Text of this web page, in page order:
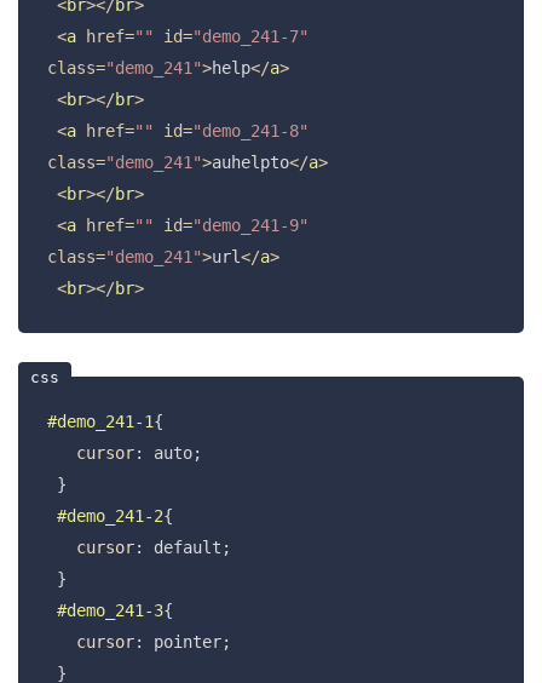
<br></br>
<a href="" id="demo_241-7"
class="demo_241">help</a>
<br></br>
<a href="" id="demo_241-8"
class="demo_241">auhelpto</a>
<br></br>
<a href="" id="demo_241-9"
class="demo_241">url</a>
<br></br>
#demo_241-1{
cursor: auto;
#demo_241-2{
cursor: default;
#demo_241-3{
cursor: pointer;